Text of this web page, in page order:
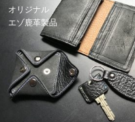
オリジナル
エゾ鹿革製品